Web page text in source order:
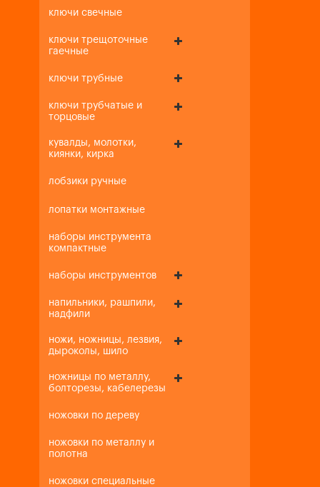
ключи свечные
ключи трещоточные
гаечные
ключи трубные
ключи трубчатые и
торцовые
кувалды, молотки,
киянки, кирка
лобзики ручные
лопатки монтажные
наборы инструмента
компактные
наборы инструментов
напильники, рашпили,
надфили
ножи, ножницы, лезвия,
дыроколы, шило
ножницы по металлу,
болторезы, кабелерезы
ножовки по дереву
ножовки по металлу и
полотна
ножовки специальные